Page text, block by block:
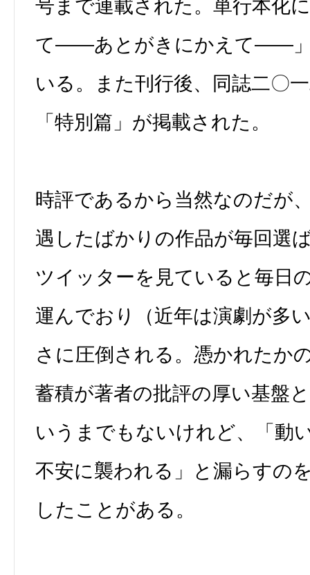
号まで連載された。単行本化
て――あとがきにかえて――」
いる。また刊行後、同誌二〇
「特別篇」が掲載された。
時評であるから当然なのだが
遇したばかりの作品が毎回選
ツイッターを見ていると毎日
運んでおり（近年は演劇が多
さに圧倒される。憑かれたか
蓄積が著者の批評の厚い基盤
いうまでもないけれど、「動
不安に襲われる」と漏らすの
したことがある。